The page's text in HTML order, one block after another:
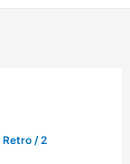
Retro /2